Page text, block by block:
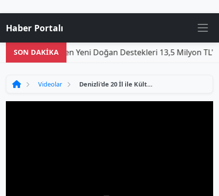
Haber Portalı
SON DAKİKA
Videolar Denizli'de 20 İl ile Kültürel Miraslarımızı Tanıtma Etkinliği